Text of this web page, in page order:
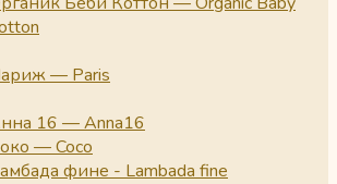
— Paris
16 — Anna16
— Coco
фине - Lambada fine